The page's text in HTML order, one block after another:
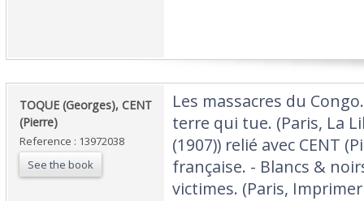
‎TOQUE (Georges), CENT
(Pierre)‎
Reference : 13972038
See the book
‎Les massacres du
terre qui tue. (Paris, La
(1907)) relié avec CENT
française. - Blancs &
victimes. (Paris,